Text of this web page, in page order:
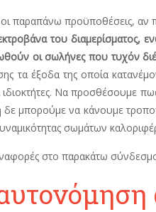
παραπάνω προϋποθέσεις, αν
του διαμερίσματος,
οι σωλήνες που τυχόν
τα έξοδα της οποία
ιδιοκτήτες. Να προσθέσουμε
δε μπορούμε να κάνουμε
σωμάτων
στο παρακάτω